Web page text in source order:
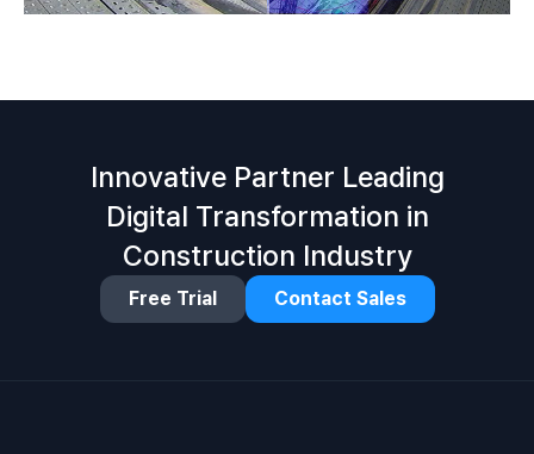
Innovative Partner Leading
Digital Transformation in
Construction Industry
Free Trial Contact Sales